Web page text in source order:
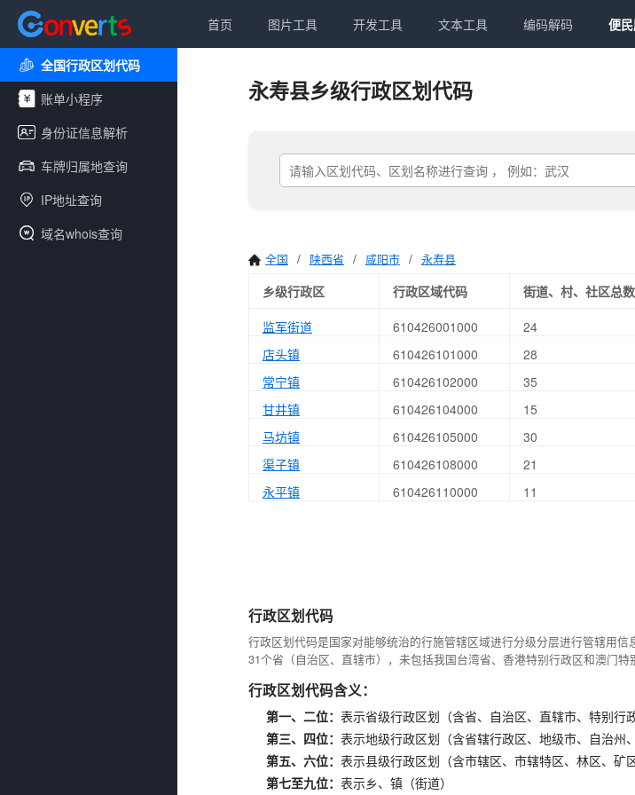
首页 图片工具 开发工具 文本工具 编码解码 便
全国行政区划代码
账单小程序
身份证信息解析
车牌归属地查询
IP地址查询
域名whois查询
永寿县乡级行政区划代码
全国 / 陕西省 / 咸阳市 / 永寿县
乡级行政区 行政区域代码
街道、村、社区总数
监军街道
610426001000
24
店头镇
610426101000
28
常宁镇
610426102000
35
甘井镇
610426104000
15
马坊镇
610426105000
30
渠子镇
610426108000
21
永平镇
610426110000 11
行政区划代码
行政区划代码是国家对能够统治的行施管辖区域进行分级分层进行管辖用
31个省（自治区、直辖市），未包括我国台湾省、香港特别行政区和澳门特
行政区划代码含义：
第一、二位： 表示省级行政区划（含省、自治区、直辖市、特别行政
第三、四位： 表示地级行政区划（含省辖行政区、地级市、自治州
第五、六位： 表示县级行政区划（含市辖区、市辖特区、林区、
第七至九位： 表示乡、镇（街道）